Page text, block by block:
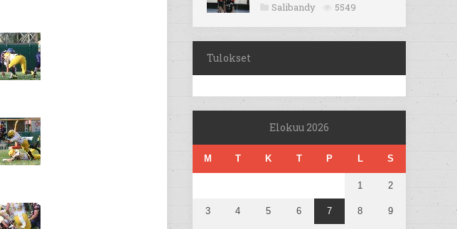
Salibandy 5549
Tulokset
Elokuu 2026
M T K T P L S
1 2
3 4 5 6 7 8 9